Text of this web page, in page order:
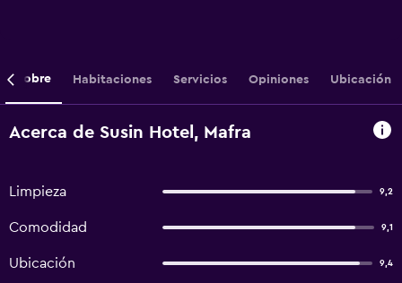
Sobre Habitaciones Servicios Opiniones Ubicación
Acerca de Susin Hotel, Mafra
Limpieza 9,2
Comodidad 9,1
Ubicación 9,4